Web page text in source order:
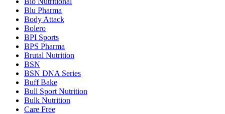
Blu Pharma
Body Attack
Bolero
BPI Sports
BPS Pharma
Brutal Nutrition
BSN
BSN DNA Series
Buff Bake
Bull Sport Nutrition
Bulk Nutrition
Care Free